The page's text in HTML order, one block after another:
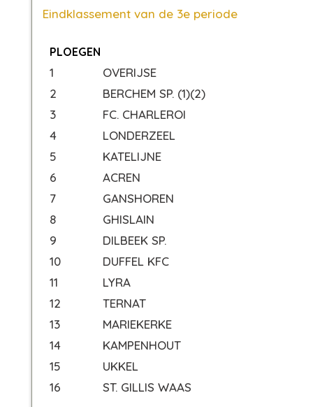
Eindklassement van de 3e periode
PLOEGEN
1
OVERIJSE
2
BERCHEM SP. (1)(2)
3
FC. CHARLEROI
4
LONDERZEEL
5
KATELIJNE
6
ACREN
7
GANSHOREN
8
GHISLAIN
9
DILBEEK SP.
10
DUFFEL KFC
11
LYRA
12
TERNAT
13
MARIEKERKE
14
KAMPENHOUT
15
UKKEL
16
ST. GILLIS WAAS